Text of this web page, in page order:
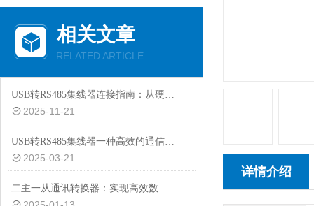
相关文章
RELATED ARTICLE
USB转RS485集线器连接指南：从硬件搭建到通信调试全流程
2025-11-21
USB转RS485集线器一种高效的通信转换设备
2025-03-21
二主一从通讯转换器：实现高效数据交互的关键设备
详情介绍